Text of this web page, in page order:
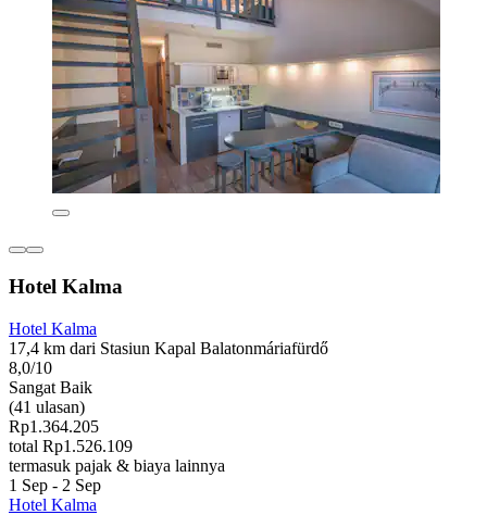
Hotel Kalma
Hotel Kalma
17,4 km dari Stasiun Kapal Balatonmáriafürdő
8,0/10
Sangat Baik
(41 ulasan)
Rp1.364.205
total Rp1.526.109
termasuk pajak & biaya lainnya
1 Sep - 2 Sep
Hotel Kalma